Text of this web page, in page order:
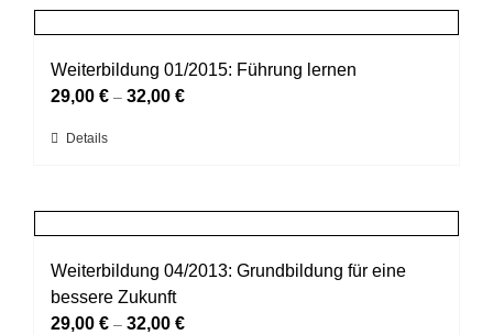
Weiterbildung 01/2015: Führung lernen
29,00 € – 32,00 €
Dieses
mehrere
Varianten
Die
Optionen
können
Details
Weiterbildung 04/2013: Grundbildung für eine
bessere Zukunft
29,00 € – 32,00 €